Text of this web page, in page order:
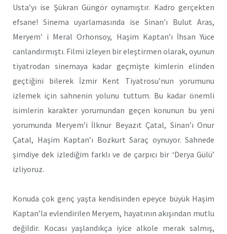
Usta’yı ise Şükran Güngör oynamıştır. Kadro gerçekten
efsane! Sinema uyarlamasında ise Sinan’ı Bulut Aras,
Meryem’ i Meral Orhonsoy, Haşim Kaptan’ı İhsan Yüce
canlandırmıştı. Filmi izleyen bir eleştirmen olarak, oyunun
tiyatrodan sinemaya kadar geçmişte kimlerin elinden
geçtiğini bilerek İzmir Kent Tiyatrosu’nun yorumunu
izlemek için sahnenin yolunu tuttum. Bu kadar önemli
isimlerin karakter yorumundan geçen konunun bu yeni
yorumunda Meryem’i İlknur Beyazıt Çatal, Sinan’ı Onur
Çatal, Haşim Kaptan’ı Bozkurt Saraç oynuyor. Sahnede
şimdiye dek izlediğim farklı ve de çarpıcı bir ‘Derya Gülü’
izliyoruz.
Konuda çok genç yaşta kendisinden epeyce büyük Haşim
Kaptan’la evlendirilen Meryem, hayatının akışından mutlu
değildir. Kocası yaşlandıkça iyice alkole merak salmış,